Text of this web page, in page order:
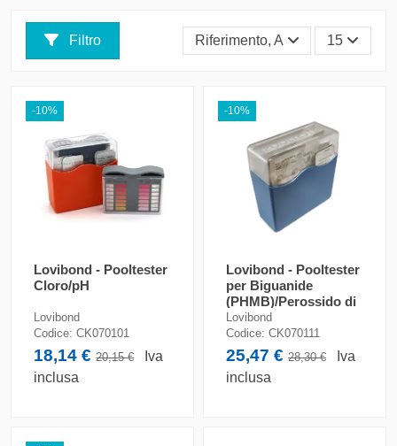
Filtro Riferimento, A - Z 15
-10%
Lovibond - Pooltester
Cloro/pH
Lovibond
Codice:CK070101
18,14 €20,15 €
Iva
inclusa
-10%
Lovibond - Pooltester
per Biguanide
(PHMB)/Perossido di
idrogeno (H2O2)/pH
Lovibond
Codice:CK070111
25,47 €28,30 €
Iva
inclusa